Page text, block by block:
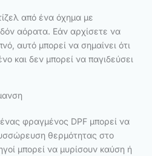
από ένα όχημα με
αόρατα. Εάν αρχίσετε να
αυτό μπορεί να σημαίνει ότι
και δεν μπορεί να παγιδεύσει
φραγμένος DPF μπορεί να
θερμότητας στο
μπορεί να μυρίσουν καύση ή